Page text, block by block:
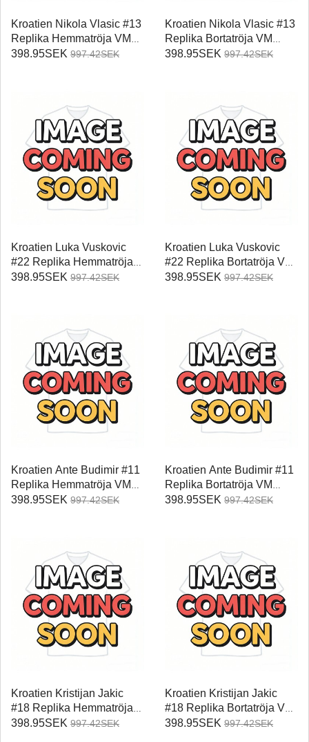
Kroatien Nikola Vlasic #13
Replika Hemmatröja VM
2026 Kortärmad
398.95SEK 997.42SEK
Kroatien Nikola Vlasic #13
Replika Bortatröja VM
2026 Kortärmad
398.95SEK 997.42SEK
Kroatien Luka Vuskovic
#22 Replika Hemmatröja
VM 2026 Kortärmad
398.95SEK 997.42SEK
Kroatien Luka Vuskovic
#22 Replika Bortatröja VM
2026 Kortärmad
398.95SEK 997.42SEK
Kroatien Ante Budimir #11
Replika Hemmatröja VM
2026 Kortärmad
398.95SEK 997.42SEK
Kroatien Ante Budimir #11
Replika Bortatröja VM
2026 Kortärmad
398.95SEK 997.42SEK
Kroatien Kristijan Jakic
#18 Replika Hemmatröja
VM 2026 Kortärmad
398.95SEK 997.42SEK
Kroatien Kristijan Jakic
#18 Replika Bortatröja VM
2026 Kortärmad
398.95SEK 997.42SEK